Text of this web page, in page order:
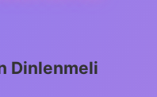
Dinlenmeli